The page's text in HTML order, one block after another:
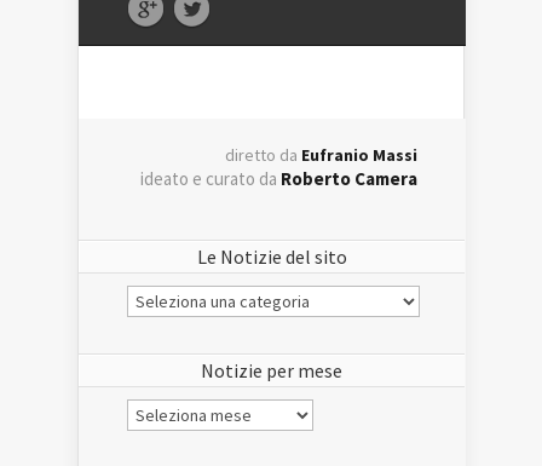
diretto da Eufranio Massi
ideato e curato da Roberto Camera
Le Notizie del sito
Le
Notizie
Notizie per mese
Notizie
per